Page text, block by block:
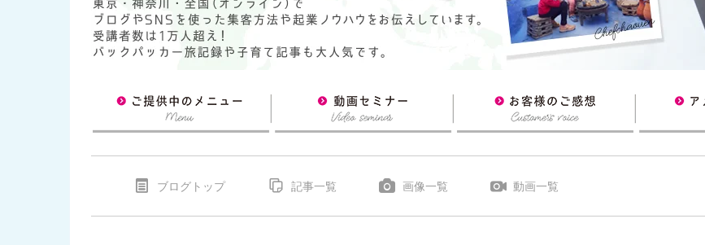
ブログトップ 記事一覧 画像一覧 動画一覧